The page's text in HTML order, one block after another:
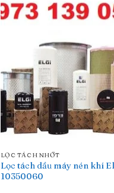
LỌC TÁCH NHỚT
Lọc tách dầu máy nén khí
10350060